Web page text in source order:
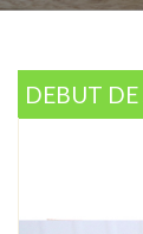
DEBUT DE
DEBUT DE